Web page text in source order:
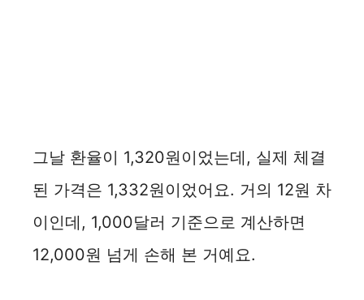
그날 환율이 1,320원이었는데, 실제 체결
된 가격은 1,332원이었어요. 거의 12원 차
이인데, 1,000달러 기준으로 계산하면
12,000원 넘게 손해 본 거예요.